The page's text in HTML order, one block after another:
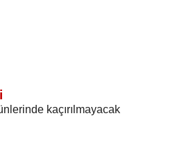
kaçırılmayacak